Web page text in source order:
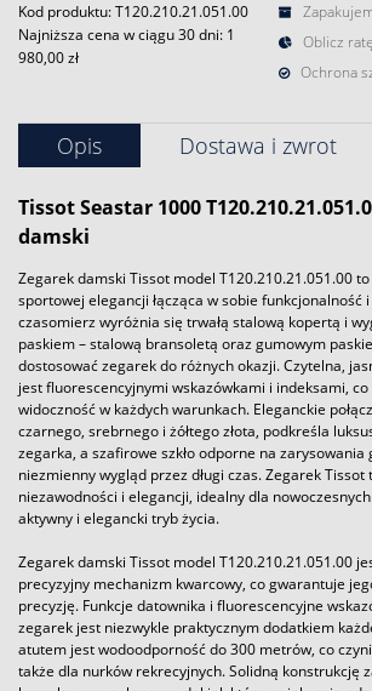
Kod produktu: T120.210.21.051.00
Najniższa cena w ciągu 30 dni: 1
980,00 zł
Oblicz ratę
Ochrona
Opis Dostawa i zwrot
Tissot Seastar 1000
damski
Zegarek damski Tissot model T120.210.21.051.00
sportowej elegancji łącząca w sobie funkcjonalność
czasomierz wyróżnia się trwałą stalową kopertą i
paskiem – stalową bransoletą oraz gumowym
dostosować zegarek do różnych okazji. Czytelna,
jest fluorescencyjnymi wskazówkami i indeksami, co
widoczność w każdych warunkach. Eleganckie
czarnego, srebrnego i żółtego złota, podkreśla
zegarka, a szafirowe szkło odporne na zarysowania
niezmienny wygląd przez długi czas. Zegarek Tissot
niezawodności i elegancji, idealny dla
aktywny i elegancki tryb życia.
Zegarek damski Tissot model T120.210.21.051.00
precyzyjny mechanizm kwarcowy, co gwarantuje
precyzję. Funkcje datownika i fluorescencyjne
zegarek jest niezwykle praktycznym dodatkiem
atutem jest wodoodporność do 300 metrów, co
także dla nurków rekrecyjnych. Solidną konstrukcję